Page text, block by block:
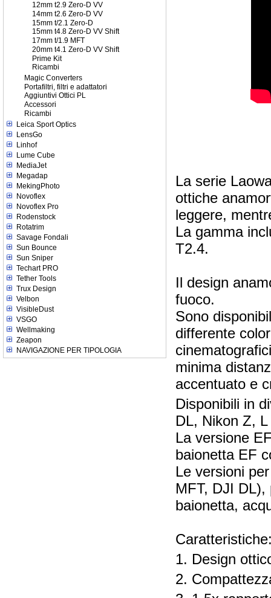
12mm t2.9 Zero-D VV
14mm t2.6 Zero-D VV
15mm t/2.1 Zero-D
15mm t4.8 Zero-D VV Shift
17mm t/1.9 MFT
20mm t4.1 Zero-D VV Shift
Prime Kit
Ricambi
Magic Converters
Portafiltri, filtri e adattatori
Aggiuntivi Ottici PL
Accessori
Ricambi
Leica Sport Optics
LensGo
Linhof
Lume Cube
MediaJet
Megadap
MekingPhoto
Novoflex
Novoflex Pro
Rodenstock
Rotatrim
Savage Fondali
Sun Bounce
Sun Sniper
Techart PRO
Tether Tools
Trux Design
Velbon
VisibleDust
VSGO
Wellmaking
Zeapon
NAVIGAZIONE PER TIPOLOGIA
La serie
ottiche
leggere,
La gamma
T2.4.
Il design
fuoco.
Sono
differente
minima
accentuato e
Disponibili in
DL, Nikon Z,
La versione
baionetta EF
Le versioni
MFT, DJI
baionetta,
1. Design
2.